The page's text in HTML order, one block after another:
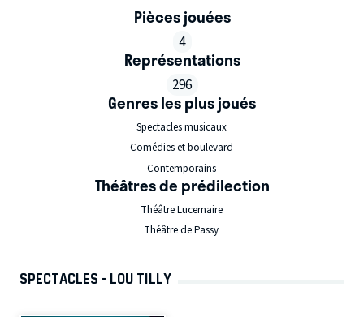
Pièces jouées
4
Représentations
296
Genres les plus joués
Spectacles musicaux
Comédies et boulevard
Contemporains
Théâtres de prédilection
Théâtre Lucernaire
Théâtre de Passy
SPECTACLES - LOU TILLY